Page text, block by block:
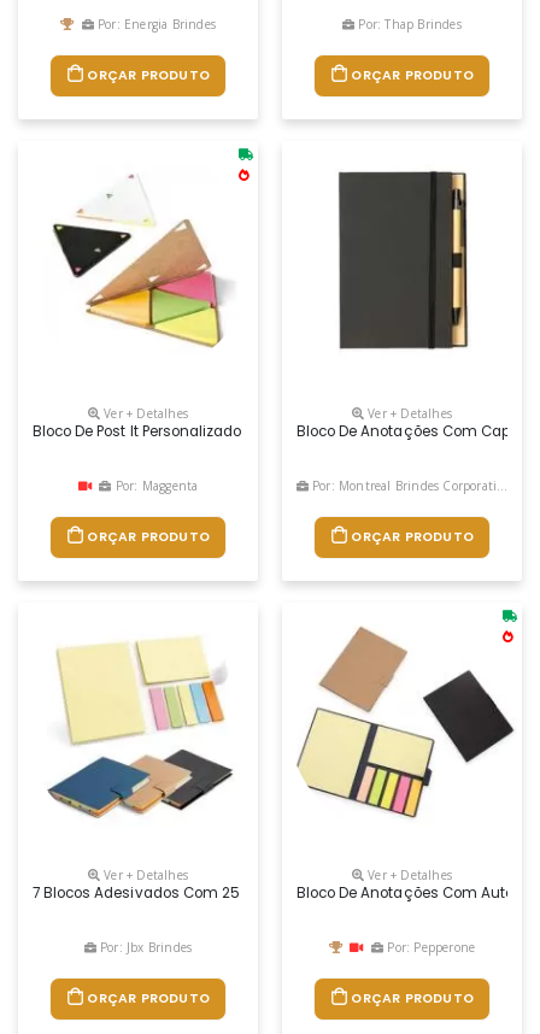
Por: Energia Brindes
ORÇAR PRODUTO
Por: Thap Brindes
ORÇAR PRODUTO
Ver + Detalhes
Bloco De Post It Personalizado
Por: Maggenta
ORÇAR PRODUTO
Ver + Detalhes
Bloco De Anotações Com Capa
Por: Montreal Brindes Corporativos
ORÇAR PRODUTO
Ver + Detalhes
7 Blocos Adesivados Com 25 Folhas Cada E Capa Em Cartão. 80 X 105
Por: Jbx Brindes
ORÇAR PRODUTO
Ver + Detalhes
Bloco De Anotações Com
Por: Pepperone
ORÇAR PRODUTO